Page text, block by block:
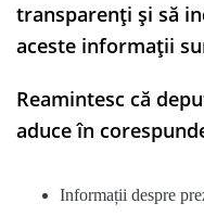
transparenți și să
aceste informații
Reamintesc că
aduce în
Informații despre